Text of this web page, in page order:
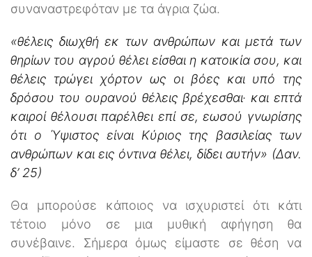
συναναστρεφόταν με τα άγρια ζώα.
«θέλεις διωχθή εκ των ανθρώπων και μετά των
θηρίων του αγρού θέλει είσθαι η κατοικία σου, και
θέλεις τρώγει χόρτον ως οι βόες και υπό της
δρόσου του ουρανού θέλεις βρέχεσθαι· και επτά
καιροί θέλουσι παρέλθει επί σε, εωσού γνωρίσης
ότι ο Ύψιστος είναι Κύριος της βασιλείας των
ανθρώπων και εις όντινα θέλει, δίδει αυτήν» (Δαν.
δ’ 25)
Θα μπορούσε κάποιος να ισχυριστεί ότι κάτι
τέτοιο μόνο σε μια μυθική αφήγηση θα
συνέβαινε. Σήμερα όμως είμαστε σε θέση να